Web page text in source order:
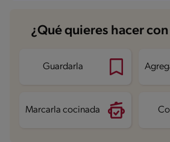
¿Qué quieres hacer
Guardarla
Marcarla cocinada